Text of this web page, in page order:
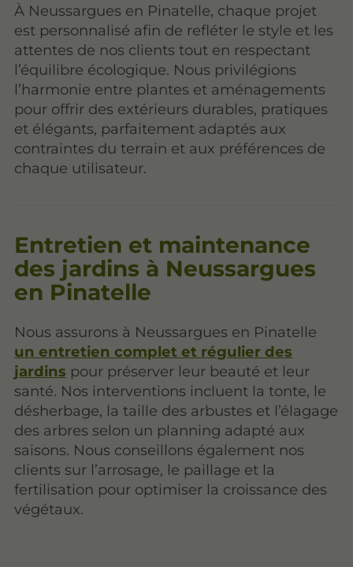
À Neussargues en Pinatelle, chaque projet
est personnalisé afin de refléter le style et les
attentes de nos clients tout en respectant
l’équilibre écologique. Nous privilégions
l’harmonie entre plantes et aménagements
pour offrir des extérieurs durables, pratiques
et élégants, parfaitement adaptés aux
contraintes du terrain et aux préférences de
chaque utilisateur.
Entretien et maintenance
des jardins à Neussargues
en Pinatelle
Nous assurons à Neussargues en Pinatelle
un entretien complet et régulier des
jardins pour préserver leur beauté et leur
santé. Nos interventions incluent la tonte, le
désherbage, la taille des arbustes et l’élagage
des arbres selon un planning adapté aux
saisons. Nous conseillons également nos
clients sur l’arrosage, le paillage et la
fertilisation pour optimiser la croissance des
végétaux.